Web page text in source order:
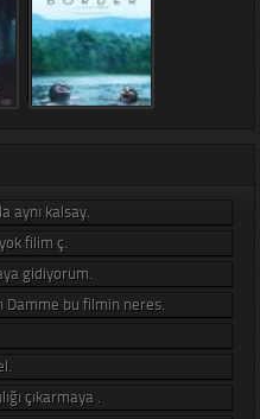
aynı kalsay.
filim ç.
gidiyorum.
Damme bu filmin neres.
çıkarmaya .